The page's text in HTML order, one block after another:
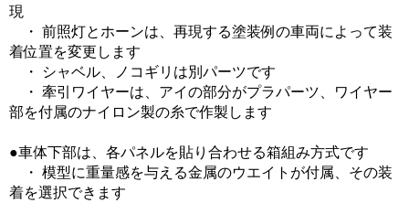
現
・ 前照灯とホーンは、再現する塗装例の車両によって装
着位置を変更します
・ シャベル、ノコギリは別パーツです
・ 牽引ワイヤーは、アイの部分がプラパーツ、ワイヤー
部を付属のナイロン製の糸で作製します
●車体下部は、各パネルを貼り合わせる箱組み方式です
・ 模型に重量感を与える金属のウエイトが付属、その装
着を選択できます